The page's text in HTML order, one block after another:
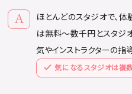
ほとんどのスタジオで、
は無料〜数千円とスタジ
気やインストラクターの指
気になるスタジオは複